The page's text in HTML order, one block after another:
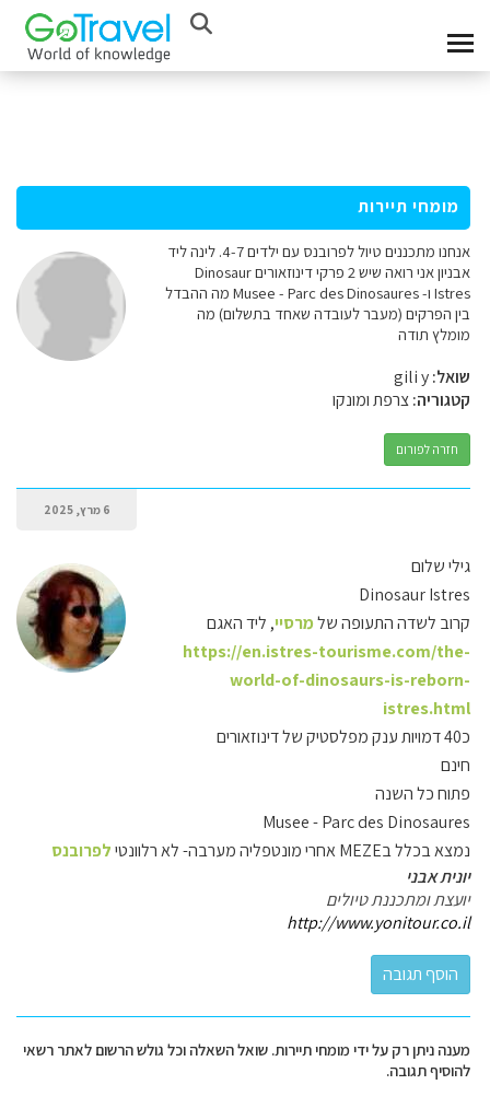
מומחי תיירות
אנחנו מתכננים טיול לפרובנס עם ילדים 4-7. לינה ליד
אבניון אני רואה שיש 2 פרקי דינוזאורים Dinosaur
Istres ו- Musee - Parc des Dinosaures מה ההבדל
בין הפרקים (מעבר לעובדה שאחד בתשלום) מה
מומלץ תודה
שואל:
קטגוריה:צרפת ומונקו
חזרה לפורום
6 מרץ, 2025
גילי שלום
Dinosaur Istres
קרוב לשדה התעופה שלמרסיי, ליד האגם
https://en.istres-tourisme.com/the-
world-of-dinosaurs-is-reborn-
istres.html
כ40 דמויות ענק מפלסטיק של דינוזאורים
חינם
פתוח כל השנה
Musee - Parc des Dinosaures
נמצא בכלל בMEZE אחרי מונטפליה מערבה- לא רלוונטי
לפרובנס
יונית אבני
יועצת ומתכננת טיולים
http://www.yonitour.co.il
מענה ניתן רק על ידי מומחי תיירות. שואל השאלה וכל גולש הרשום לאתר רשאי
להוסיף תגובה.